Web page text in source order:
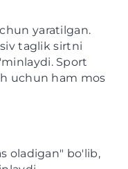
yaratilgan.
taglik sirtni
Sport
uchun ham mos
oladigan" bo'lib,